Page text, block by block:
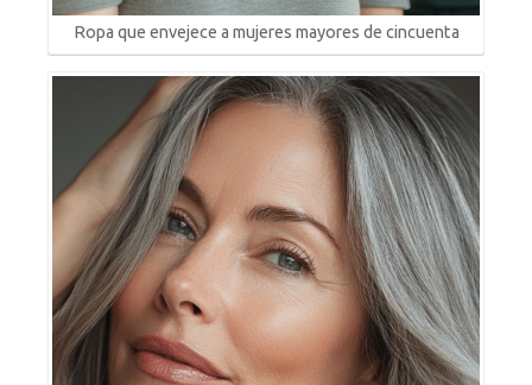
Ropa que envejece a mujeres mayores de cincuenta